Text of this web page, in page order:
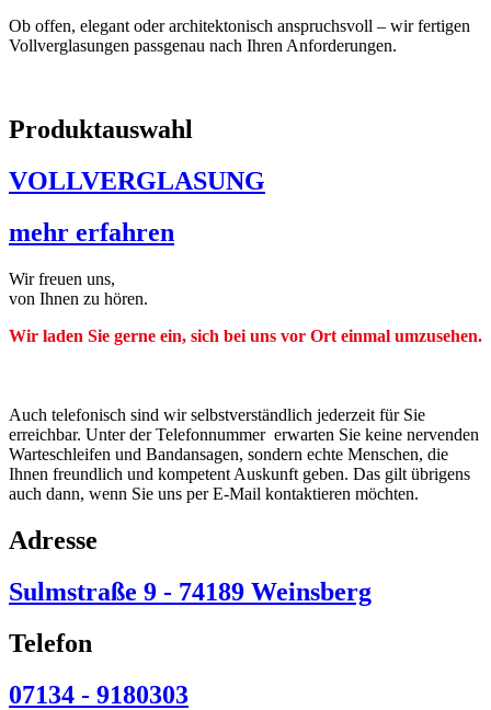
Ob offen, elegant oder architektonisch anspruchsvoll – wir fertigen
Vollverglasungen passgenau nach Ihren Anforderungen.
Produktauswahl
VOLLVERGLASUNG
mehr erfahren
Wir freuen uns,
von Ihnen zu hören.
Wir laden Sie gerne ein, sich bei uns vor Ort einmal umzusehen.
Auch telefonisch sind wir selbstverständlich jederzeit für Sie
erreichbar. Unter der Telefonnummer erwarten Sie keine nervenden
Warteschleifen und Bandansagen, sondern echte Menschen, die
Ihnen freundlich und kompetent Auskunft geben. Das gilt übrigens
auch dann, wenn Sie uns per E-Mail kontaktieren möchten.
Adresse
Sulmstraße 9 - 74189 Weinsberg
Telefon
07134 - 9180303